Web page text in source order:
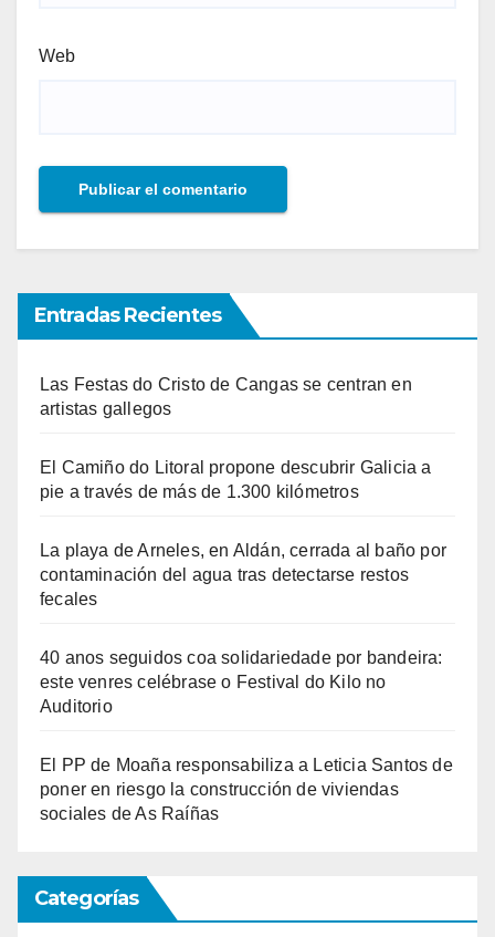
Web
Entradas Recientes
Las Festas do Cristo de Cangas se centran en
artistas gallegos
El Camiño do Litoral propone descubrir Galicia a
pie a través de más de 1.300 kilómetros
La playa de Arneles, en Aldán, cerrada al baño por
contaminación del agua tras detectarse restos
fecales
40 anos seguidos coa solidariedade por bandeira:
este venres celébrase o Festival do Kilo no
Auditorio
El PP de Moaña responsabiliza a Leticia Santos de
poner en riesgo la construcción de viviendas
sociales de As Raíñas
Categorías